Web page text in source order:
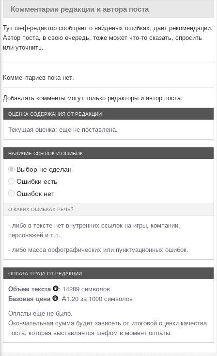
Комментарии редакции и автора поста
Тут шеф-редактор сообщает о найденых ошибках, дает рекомендации.
Автор поста, в свою очередь, тоже может что-то сказать, спросить
или уточнить.
Комментариев пока нет.
Добавлять комменты могут только редакторы и автор поста.
ОЦЕНКА СОДЕРЖАНИЯ ОТ РЕДАКЦИИ
Текущая оценка: еще не поставлена.
НАЛИЧИЕ ССЫЛОК И ОШИБОК
Выбор не сделан
Ошибки есть
Ошибок нет
О КАКИХ ОШИБКАХ РЕЧЬ?
- либо в тексте нет внутренних ссылок на игры, компании,
персонажей и т.п.
- либо масса орфографических или пунктуационных ошибок.
ОПЛАТА ТРУДА ОТ РЕДАКЦИИ
Объем текста
: 14289 символов
Базовая цена
: ₳1.20 за 1000 символов
Оплаты еще не было.
Окончательная сумма будет зависеть от итоговой оценки качества
поста, которая выставляется шефом в момент оплаты.